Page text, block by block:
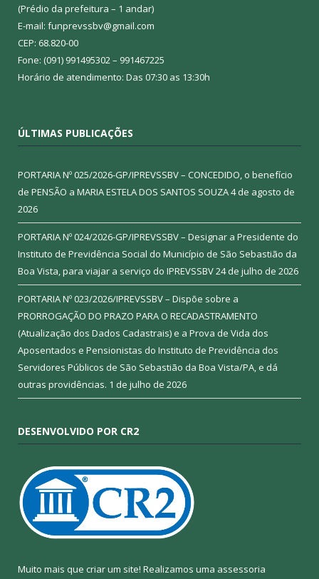
(Prédio da prefeitura – 1 andar)
E-mail: funprevssbv@gmail.com
CEP: 68.820-00
Fone: (091) 991495302 – 991467225
Horário de atendimento: Das 07:30 as 13:30h
ÚLTIMAS PUBLICAÇÕES
PORTARIA Nº 025/2026-GP/IPREVSSBV – CONCEDIDO, o benefício
de PENSÃO a MARIA ESTELA DOS SANTOS SOUZA4 de agosto de
2026
PORTARIA Nº 024/2026-GP/IPREVSSBV – Designar a Presidente do
Instituto de Previdência Social do Município de São Sebastião da
Boa Vista, para viajar a serviço do IPREVSSBV24 de julho de 2026
PORTARIA Nº 023/2026/IPREVSSBV – Dispõe sobre a
PRORROGAÇÃO DO PRAZO PARA O RECADASTRAMENTO
(Atualização dos Dados Cadastrais) e a Prova de Vida dos
Aposentados e Pensionistas do Instituto de Previdência dos
Servidores Públicos de São Sebastião da Boa Vista/PA, e dá
outras providências. 1 de julho de 2026
DESENVOLVIDO POR CR2
Muito mais que criar um site! Realizamos uma assessoria